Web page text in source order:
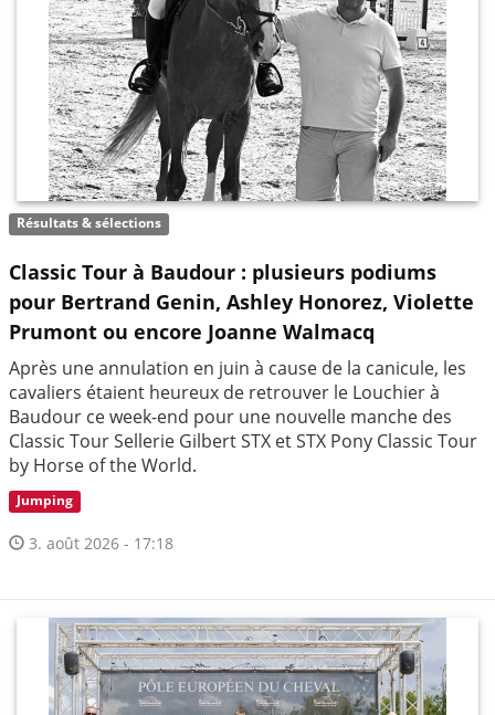
Résultats & sélections
Classic Tour à Baudour : plusieurs podiums
pour Bertrand Genin, Ashley Honorez, Violette
Prumont ou encore Joanne Walmacq
Après une annulation en juin à cause de la canicule, les
cavaliers étaient heureux de retrouver le Louchier à
Baudour ce week-end pour une nouvelle manche des
Classic Tour Sellerie Gilbert STX et STX Pony Classic Tour
by Horse of the World.
Jumping
3. août 2026 - 17:18